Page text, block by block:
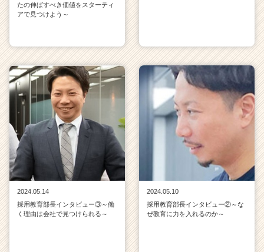
たの伸ばすべき価値をスターティ
アで見つけよう～
2024.05.14
採用教育部長インタビュー③～働
く理由は会社で見つけられる～
2024.05.10
採用教育部長インタビュー②～な
ぜ教育に力を入れるのか～